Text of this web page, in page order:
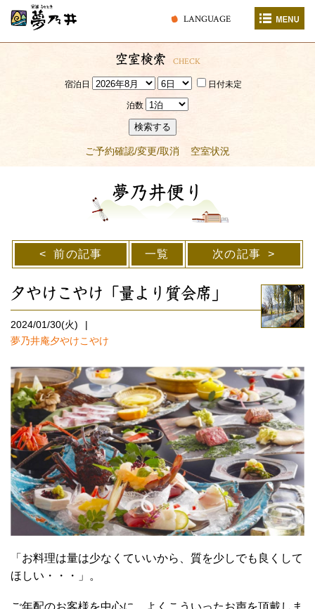
LANGUAGE
空室検索 CHECK
宿泊日 日付未定
泊数
検索する
ご予約確認/変更/取消 空室状況
夢乃井便り
前の記事 一覧 次の記事
夕やけこやけ「量より質会席」
2024/01/30(火)
夢乃井庵夕やけこやけ
「お料理は量は少なくていいから、質を少しでも良くして
ほしい・・・」。